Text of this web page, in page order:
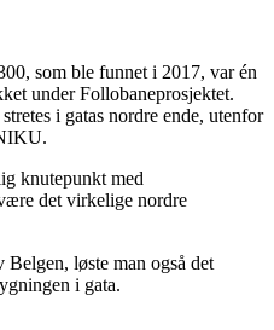
som ble funnet i 2017, var én
under Follobaneprosjektet.
i gatas nordre ende, utenfor
knutepunkt med
det virkelige nordre
Belgen, løste man også det
i gata.